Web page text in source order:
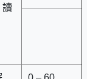
讀